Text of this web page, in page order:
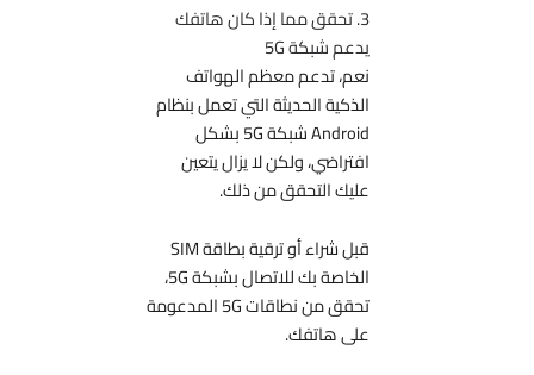
3. تحقق مما إذا كان هاتفك
يدعم شبكة 5G
نعم، تدعم معظم الهواتف
الذكية الحديثة التي تعمل بنظام
Android شبكة 5G بشكل
افتراضي، ولكن لا يزال يتعين
عليك التحقق من ذلك.
قبل شراء أو ترقية بطاقة SIM
الخاصة بك للاتصال بشبكة 5G،
تحقق من نطاقات 5G المدعومة
على هاتفك.